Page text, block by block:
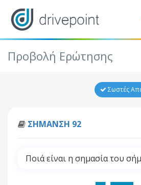
Προβολή Ερώτησης
Σωστές
ΣΗΜΑΝΣΗ 92
Ποιά είναι η σημασία του